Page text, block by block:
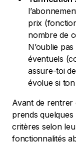
prix
nombre de
N’oublie
éventuels
assure-toi
évolue si
Avant de rentrer
prends
critères selon
fonctionnalités